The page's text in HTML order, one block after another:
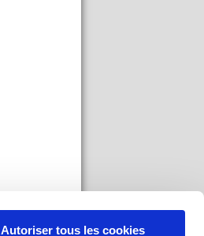
Autoriser tous les cookies